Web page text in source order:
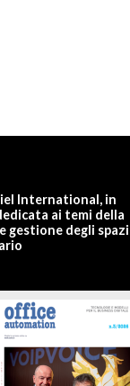
International, in
ai temi della
gestione degli spazi